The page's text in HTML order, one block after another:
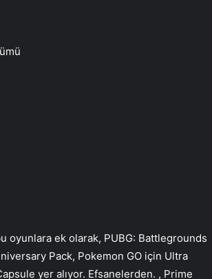
ek olarak, PUBG: Battlegrounds
Pack, Pokemon GO için Ultra
yer alıyor. Efsanelerden. , Prime